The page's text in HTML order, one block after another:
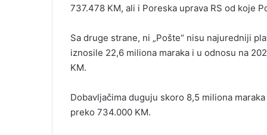
737.478 KM, ali i Poreska uprava RS od koje
Sa druge strane, ni „Pošte“ nisu najuredniji
iznosile 22,6 miliona maraka i u odnosu na
KM.
Dobavljačima duguju skoro 8,5 miliona
preko 734.000 KM.